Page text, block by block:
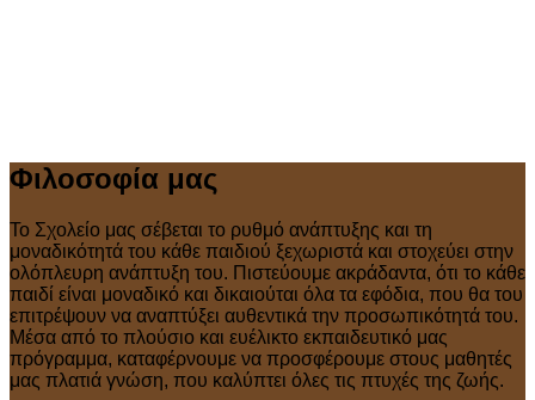
Φιλοσοφία μας
Το Σχολείο μας σέβεται το ρυθμό ανάπτυξης και τη
μοναδικότητά του κάθε παιδιού ξεχωριστά και στοχεύει στην
ολόπλευρη ανάπτυξη του. Πιστεύουμε ακράδαντα, ότι το κάθε
παιδί είναι μοναδικό και δικαιούται όλα τα εφόδια, που θα του
επιτρέψουν να αναπτύξει αυθεντικά την προσωπικότητά του.
Μέσα από το πλούσιο και ευέλικτο εκπαιδευτικό μας
πρόγραμμα, καταφέρνουμε να προσφέρουμε στους μαθητές
μας πλατιά γνώση, που καλύπτει όλες τις πτυχές της ζωής.